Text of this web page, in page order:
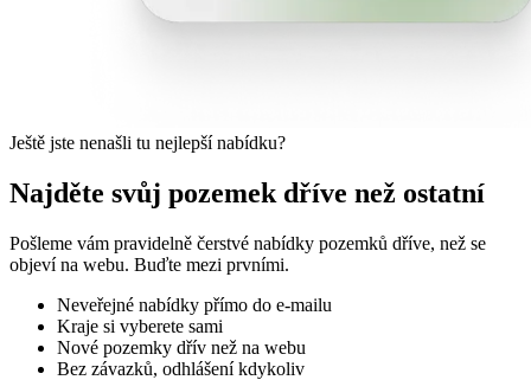
Ještě jste nenašli tu nejlepší nabídku?
Najděte svůj pozemek dříve než ostatní
Pošleme vám pravidelně čerstvé nabídky pozemků dříve, než se
objeví na webu. Buďte mezi prvními.
Neveřejné nabídky přímo do e-mailu
Kraje si vyberete sami
Nové pozemky dřív než na webu
Bez závazků, odhlášení kdykoliv